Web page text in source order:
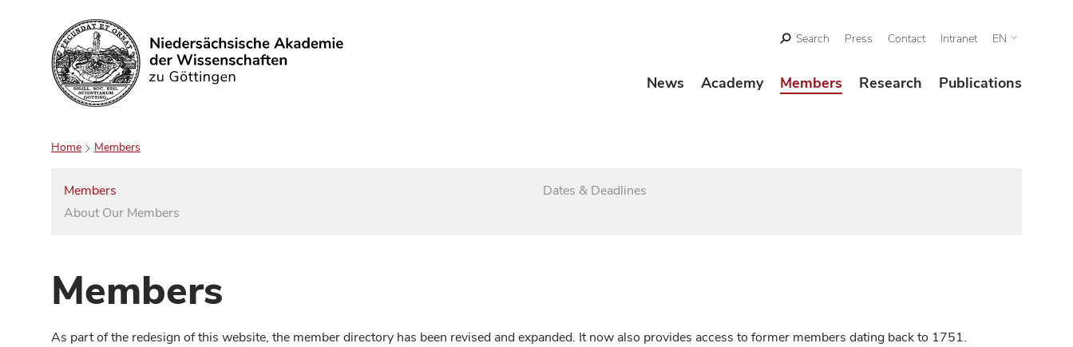
Search
Search Press Contact Intranet EN
News Academy Members Research Publications
Home Members
Members
About Our Members
Dates & Deadlines
Members
As part of the redesign of this website, the member directory has been revised and expanded. It now also provides access to former members dating back to 1751.